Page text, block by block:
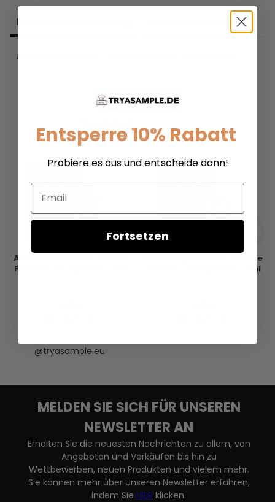
Produkt­beschreibung
Afnan Highness X - Eau de Parfum - Duftprobe
Afnan Highness V - Eau de
Parfum - Duftprobe - 2 ml
Afnan Highness IV - Eau de
Parfum - Duftprobe - 2 ml
@tryasample.eu
MELDEN SIE SICH FÜR UNSEREN
NEWSLETTER AN
Erhalten Sie die neuesten Nachrichten zu allem, von
Angeboten und Verkäufen bis hin zu
Wettbewerben, neuen Produkten und vielem mehr.
Sie können mehr über unseren Newsletter erfahren,
indem SieHIER klicken.
Entsperre 10% Rabatt
Probiere es aus und entscheide dann!
Email
Fortsetzen